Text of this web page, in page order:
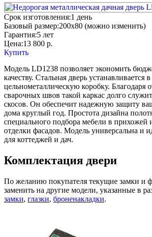
Срок изготовления:1 день
Базовый размер:200x80 (можно изменить)
Гарантия:5 лет
Цена:13 800 р.
Купить
Модель LD1238 позволяет экономить
качеству. Стальная дверь устанавливается в
цельнометаллическую коробку. Благодаря
сварочных швов такой каркас долго
скосов. Он обеспечит надежную защиту
дома круглый год. Простота дизайна
специального подбора мебели в прихожей
отделки фасадов. Модель универсальна и
для коттеджей и дач.
Комплектация двери
По желанию покупателя текущие замки и
заменить на другие модели, указанные в
замки, глазки, броненакладки.